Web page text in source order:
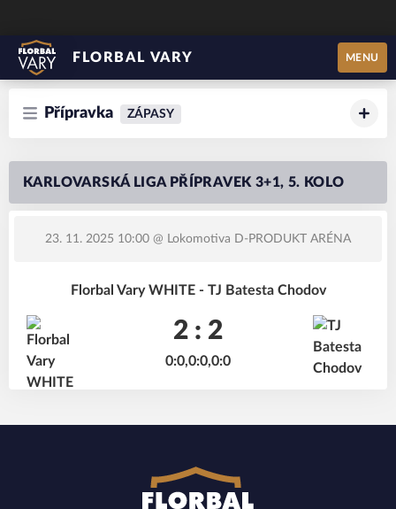
FLORBAL VARY MENU
Přípravka ZÁPASY
KARLOVARSKÁ LIGA PŘÍPRAVEK 3+1, 5. KOLO
23. 11. 2025 10:00 @ Lokomotiva D-PRODUKT ARÉNA
Florbal Vary WHITE - TJ Batesta Chodov
2 : 2
0:0,0:0,0:0